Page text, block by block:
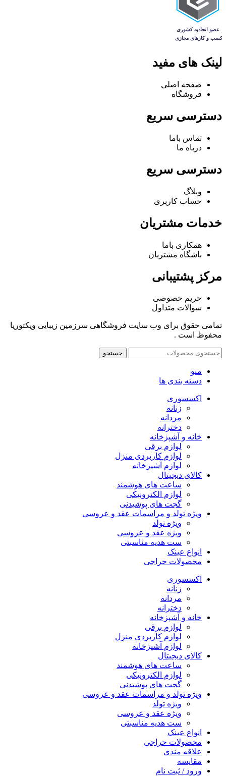
لینک های مفید
صفحه اصلی
فروشگاه
دسترسی سریع
تماس باما
درباه ما
دسترسی سریع
وبلاگ
حساب کاربری
خدمات مشتریان
همکاری باما
باشگاه مشتریان
مرکز پشتیبانی
حریم خصوصی
سوالات متداول
تمامی حقوق برای وب سایت فروشگاهی سرزمین زیبایی ویکتوریا
محفوظ است .
جستجو
منو
دسته بندی ها
اکسسوری
زنانه
مردانه
دخترانه
خانه و آشپزخانه
لوازم برقی
لوازم کاربردی منزل
لوازم آشپزخانه
کالای دیجیتال
ساعت های هوشمند
لوازم الکترونیکی
گجت های پوشیدنی
ویژه تولد و مراسمات عقد و عروسی
ویژه تولد
ویژه عقد و عروسی
ست هدیه مناسبتی
انواع عینک
محصولات حراجی
اکسسوری
زنانه
مردانه
دخترانه
خانه و آشپزخانه
لوازم برقی
لوازم کاربردی منزل
لوازم آشپزخانه
کالای دیجیتال
ساعت های هوشمند
لوازم الکترونیکی
گجت های پوشیدنی
ویژه تولد و مراسمات عقد و عروسی
ویژه تولد
ویژه عقد و عروسی
ست هدیه مناسبتی
انواع عینک
محصولات حراجی
علاقه مندی
مقایسه
ورود / ثبت نام